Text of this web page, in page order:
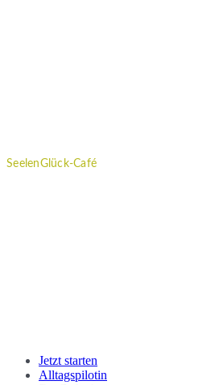
SeelenGlück-Café
Close
Menu
Jetzt starten
Alltagspilotin